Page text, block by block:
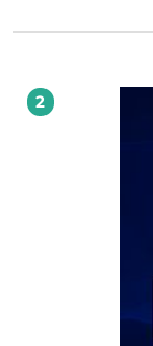
najważniejszych
2